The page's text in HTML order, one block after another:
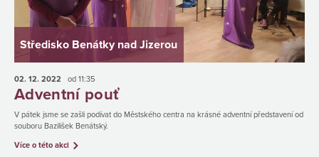
Středisko Benátky nad Jizerou
02. 12. 2022 od 11:35
Adventní pouť
V pátek jsme se zašli podívat do Městského centra na krásné adventní představení od
souboru Bazilišek Benátský.
Více o této akci